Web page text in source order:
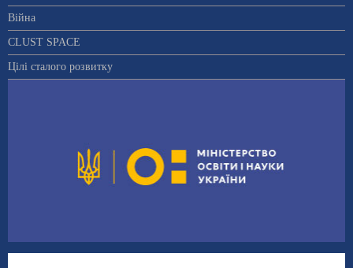
Війна
CLUST SPACE
Цілі сталого розвитку